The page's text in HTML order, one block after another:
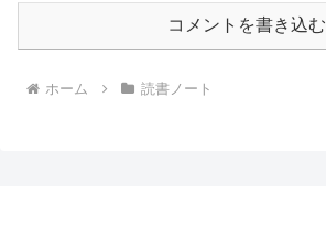
コメントを書き込む
ホーム 読書ノート